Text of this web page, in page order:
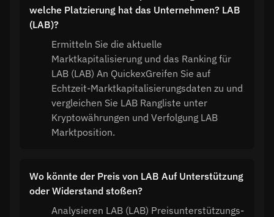
welche Platzierung hat das Unternehmen? LAB
(LAB)?
Ermitteln Sie die aktuelle
Marktkapitalisierung und das Ranking für
LAB (LAB) An QuickexGreifen Sie auf
Echtzeit-Marktkapitalisierungsdaten zu und
vergleichen Sie LAB Rangliste unter
Kryptowährungen und Verfolgung LAB
Marktposition.
Wo könnte der Preis von LAB Auf Unterstützung
oder Widerstand stoßen?
Analysieren LAB (LAB) Preisunterstützungs-